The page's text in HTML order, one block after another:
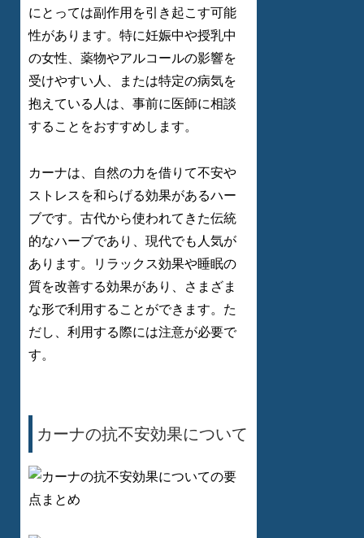
にとっては副作用を引き起こす可能
性があります。特に妊娠中や授乳中
の女性、薬物やアルコールの影響を
受けやすい人、または特定の病気を
抱えている人は、事前に医師に相談
することをおすすめします。
カーナは、自然の力を借りて不安や
ストレスを和らげる効果があるハー
ブです。古代から使われてきた伝統
的なハーブであり、現代でも人気が
あります。リラックス効果や睡眠の
質を改善する効果があり、さまざま
な形で利用することができます。た
だし、利用する際には注意が必要で
す。
カーナの抗不安効果について